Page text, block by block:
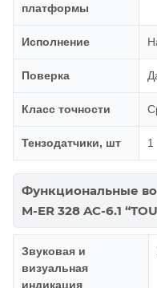
платформы
Исполнение
Поверка
Класс точности
Тензодатчики, шт 1
Функциональные
M-ER 328 AC-6.1
Звуковая и
визуальная
индикация